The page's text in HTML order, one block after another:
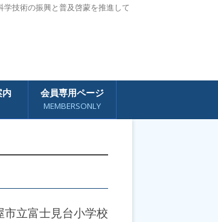
技術の振興と普及啓蒙を推進して
内 会員専用ページ
MEMBERSONLY
立富士見台小学校